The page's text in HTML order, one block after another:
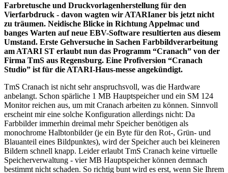
Farbretusche und Druckvorlagenherstellung für den
Vierfarbdruck - davon wagten wir ATARIaner bis jetzt nicht
zu träumen. Neidische Blicke in Richtung Appelmac und
banges Warten auf neue EBV-Software resultierten aus diesem
Umstand. Erste Gehversuche in Sachen Farbbildverarbeitung
am ATARI ST erlaubt nun das Programm “Cranach” von der
Firma TmS aus Regensburg. Eine Profiversion “Cranach
Studio” ist für die ATARI-Haus-messe angekündigt.
TmS Cranach ist nicht sehr anspruchsvoll, was die Hardware
anbelangt. Schon spärliche 1 MB Hauptspeicher und ein SM 124
Monitor reichen aus, um mit Cranach arbeiten zu können. Sinnvoll
erscheint mir eine solche Konfiguration allerdings nicht: Da
Farbbilder immerhin dreimal mehr Speicher benötigen als
monochrome Halbtonbilder (je ein Byte für den Rot-, Grün- und
Blauanteil eines Bildpunktes), wird der Speicher auch bei kleineren
Bildern schnell knapp. Leider erlaubt TmS Cranach keine virtuelle
Speicherverwaltung - vier MB Hauptspeicher können demnach
bestimmt nicht schaden. So richtig bunt wird es erst, wenn Sie Ihrem